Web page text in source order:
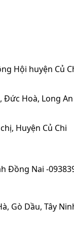
Hội huyện Củ
Đức Hoà, Long An
Huyện Củ Chi
Đồng Nai -
Gò Dầu, Tây